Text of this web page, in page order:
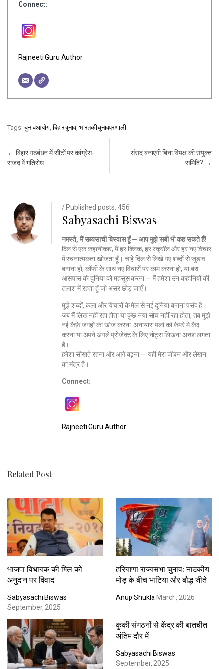
Connect:
Rajneeti Guru Author
Tags:चुनावआयोग ,बिहारचुनाव, भारतकीचुनावप्रणाली
Post navigation
← बिहार गठबंधन में सीटों पर कांग्रेस-
राजद में गतिरोध
संसद बनाएगी बिना विपक्ष की संयुक्त
समिति? →
/ Published posts: 456
Sabyasachi Biswas
नमस्ते, मैं सब्यसाची बिस्वास हूँ — आप मुझे सबी भी कह सकते हैं!
दिल से एक कहानीकार, मैं हर क्लिक, हर स्क्रॉल और हर नए विचार
में रचनात्मकता खोजता हूँ। चाहे दिल से लिखे गए शब्दों से जुड़ाव
बनाना हो, कॉफी के साथ नए विचारों पर काम करना हो, या बस
आसपास की दुनिया को महसूस करना — मैं हमेशा उन कहानियों की
तलाश में रहता हूँ जो असर छोड़ जाएँ।
मुझे शब्दों, कला और विचारों के मेल से नई दुनिया बनाना पसंद है।
जब मैं लिख नहीं रहा होता या कुछ नया सोच नहीं रहा होता, तब मुझे
नई कैफ़े जगहों की खोज करना, अनायास पलों को कैमरे में कैद
करना या अपने अगले प्रोजेक्ट के लिए नोट्स लिखना अच्छा लगता
है।
हमेशा सीखते रहना और आगे बढ़ना — यही मेरा जीवन और लेखन
का मंत्र है।
Connect:
Rajneeti Guru Author
Related Post
भाजपा विधायक की मिल को
अनुदान पर विवाद
Sabyasachi Biswas
September, 2025
हरियाणा राज्यसभा चुनाव: नाटकीय
मोड़ के बीच भाटिया और बौद्ध जीते
Anup Shukla March, 2026
कुकी संगठनों से केंद्र की बातचीत
अंतिम दौर में
Sabyasachi Biswas
September, 2025